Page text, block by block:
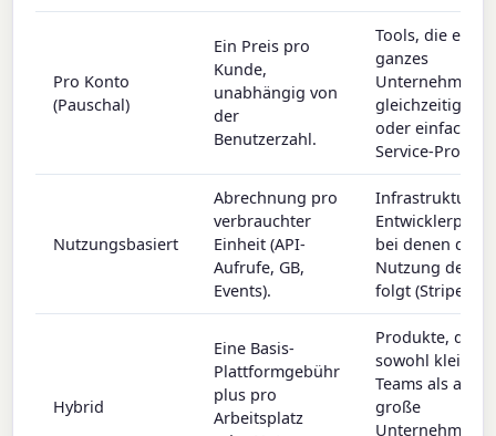
Pro Konto
(Pauschal)
Ein Preis pro
Kunde,
unabhängig von
der
Benutzerzahl.
Tools, die ein
ganzes
Unternehmen
gleichzeitig
oder einfache
Service-
Nutzungsbasiert
Abrechnung pro
verbrauchter
Einheit (API-
Aufrufe, GB,
Events).
Infrastruktur-
bei denen die
Nutzung dem
folgt (Stripe,
Hybrid
Eine Basis-
Plattformgebühr
plus pro
Arbeitsplatz
Produkte, die
sowohl kleine
Teams als auch
große
Unternehmen